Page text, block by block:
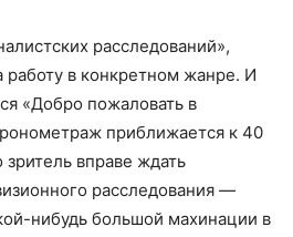
расследований»,
работу в конкретном жанре. И
«Добро пожаловать в
приближается к 40
вправе ждать
расследования —
нибудь большой махинации в